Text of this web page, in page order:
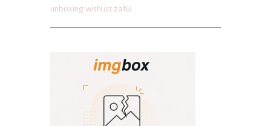
unboxingwishlistzaful